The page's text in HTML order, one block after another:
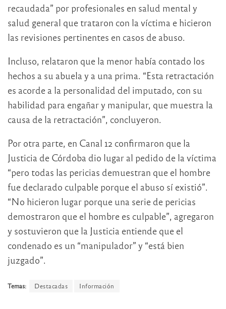
recaudada” por profesionales en salud mental y
salud general que trataron con la víctima e hicieron
las revisiones pertinentes en casos de abuso.
Incluso, relataron que la menor había contado los
hechos a su abuela y a una prima. “Esta retractación
es acorde a la personalidad del imputado, con su
habilidad para engañar y manipular, que muestra la
causa de la retractación”, concluyeron.
Por otra parte, en Canal 12 confirmaron que la
Justicia de Córdoba dio lugar al pedido de la víctima
“pero todas las pericias demuestran que el hombre
fue declarado culpable porque el abuso sí existió”.
“No hicieron lugar porque una serie de pericias
demostraron que el hombre es culpable”, agregaron
y sostuvieron que la Justicia entiende que el
condenado es un “manipulador” y “está bien
juzgado”.
Temas: Destacadas Información